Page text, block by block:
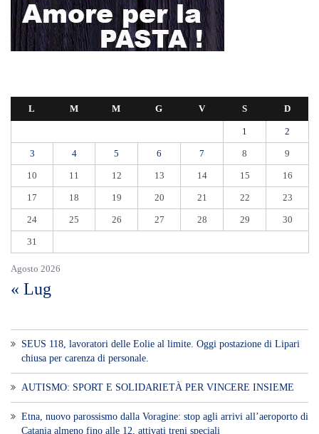
Agosto 2026
L M M G V S D
1 2
3 4 5 6 7 8 9
10 11 12 13 14 15 16
17 18 19 20 21 22 23
24 25 26 27 28 29 30
31
« Lug
SEUS 118, lavoratori delle Eolie al limite. Oggi postazione di Lipari
chiusa per carenza di personale.
AUTISMO: SPORT E SOLIDARIETÀ PER VINCERE INSIEME
Etna, nuovo parossismo dalla Voragine: stop agli arrivi all’aeroporto di
Catania almeno fino alle 12, attivati treni speciali